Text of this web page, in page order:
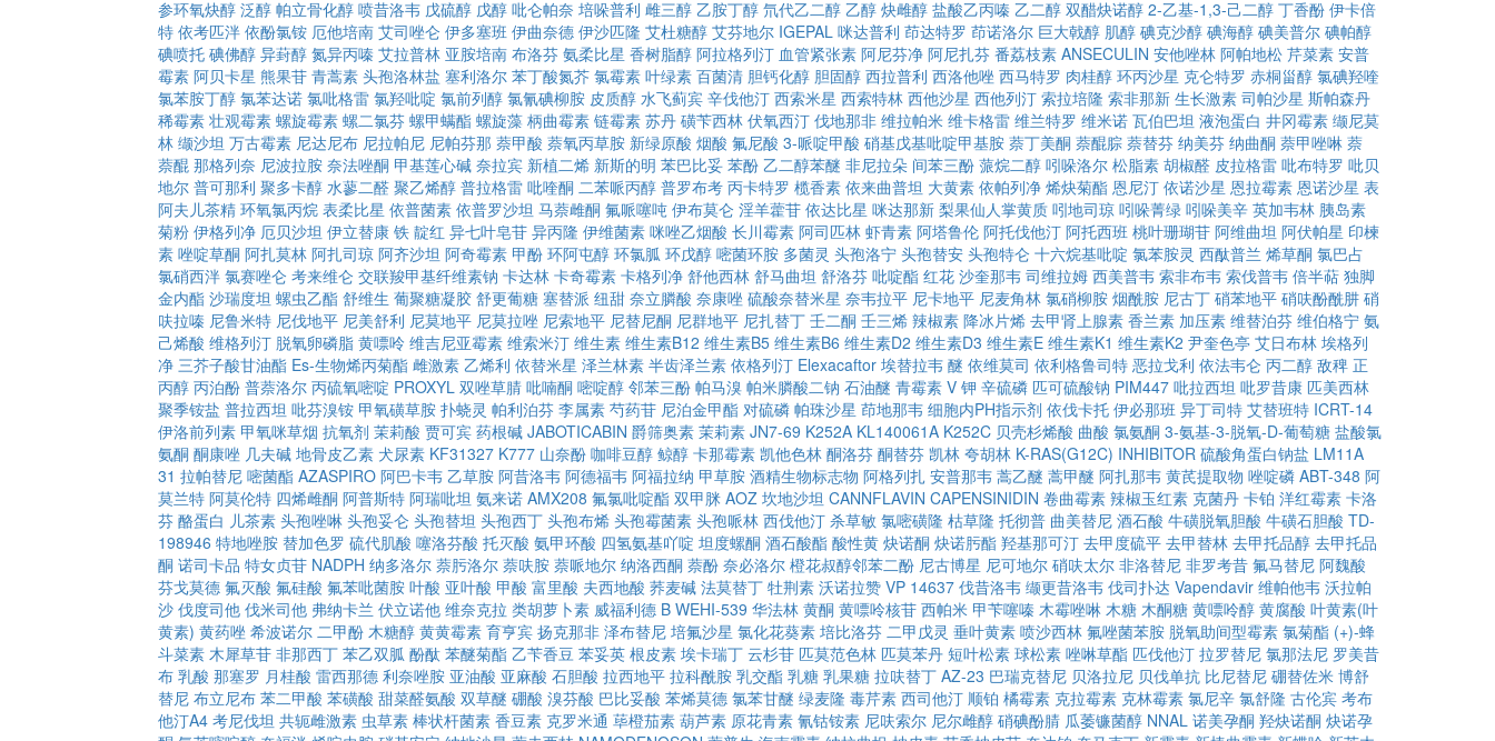
参环氧炔醇 泛醇 帕立骨化醇 喷昔洛韦 戊硫醇 戊醇 吡仑帕奈 培哚普利 雌三醇 乙胺丁醇 氘代乙二醇 乙醇 炔雌醇 盐酸乙丙嗪 乙二醇 双醋炔诺醇 2-乙基-1,3-己二醇 丁香酚 伊卡倍
特 依考匹泮 依酚氯铵 厄他培南 艾司唑仑 伊多塞班 伊曲奈德 伊沙匹隆 艾杜糖醇 艾芬地尔 IGEPAL 咪达普利 茚达特罗 茚诺洛尔 巨大戟醇 肌醇 碘克沙醇 碘海醇 碘美普尔 碘帕醇
碘喷托 碘佛醇 异葑醇 氮异丙嗪 艾拉普林 亚胺培南 布洛芬 氨柔比星 香树脂醇 阿拉格列汀 血管紧张素 阿尼芬净 阿尼扎芬 番荔枝素 ANSECULIN 安他唑林 阿帕地松 芹菜素 安普
霉素 阿贝卡星 熊果苷 青蒿素 头孢洛林盐 塞利洛尔 苯丁酸氮芥 氯霉素 叶绿素 百菌清 胆钙化醇 胆固醇 西拉普利 西洛他唑 西马特罗 肉桂醇 环丙沙星 克仑特罗 赤桐甾醇 氯碘羟喹
氯苯胺丁醇 氯苯达诺 氯吡格雷 氯羟吡啶 氯前列醇 氯氰碘柳胺 皮质醇 水飞蓟宾 辛伐他汀 西索米星 西索特林 西他沙星 西他列汀 索拉培隆 索非那新 生长激素 司帕沙星 斯帕森丹
稀霉素 壮观霉素 螺旋霉素 螺二氯芬 螺甲螨酯 螺旋藻 柄曲霉素 链霉素 苏丹 磺苄西林 伏氧西汀 伐地那非 维拉帕米 维卡格雷 维兰特罗 维米诺 瓦伯巴坦 液泡蛋白 井冈霉素 缬尼莫
林 缬沙坦 万古霉素 尼达尼布 尼拉帕尼 尼帕芬那 萘甲酸 萘氧丙草胺 新绿原酸 烟酸 氟尼酸 3-哌啶甲酸 硝基戊基吡啶甲基胺 萘丁美酮 萘醌腙 萘替芬 纳美芬 纳曲酮 萘甲唑啉 萘
萘醌 那格列奈 尼波拉胺 奈法唑酮 甲基莲心碱 奈拉宾 新植二烯 新斯的明 苯巴比妥 苯酚 乙二醇苯醚 非尼拉朵 间苯三酚 蒎烷二醇 吲哚洛尔 松脂素 胡椒醛 皮拉格雷 吡布特罗 吡贝
地尔 普可那利 聚多卡醇 水蓼二醛 聚乙烯醇 普拉格雷 吡喹酮 二苯哌丙醇 普罗布考 丙卡特罗 榄香素 依来曲普坦 大黄素 依帕列净 烯炔菊酯 恩尼汀 依诺沙星 恩拉霉素 恩诺沙星 表
阿夫儿茶精 环氧氯丙烷 表柔比星 依普菌素 依普罗沙坦 马萘雌酮 氟哌噻吨 伊布莫仑 淫羊藿苷 依达比星 咪达那新 梨果仙人掌黄质 吲地司琼 吲哚菁绿 吲哚美辛 英加韦林 胰岛素
菊粉 伊格列净 厄贝沙坦 伊立替康 铁 靛红 异七叶皂苷 异丙隆 伊维菌素 咪唑乙烟酸 长川霉素 阿司匹林 虾青素 阿塔鲁伦 阿托伐他汀 阿托西班 桃叶珊瑚苷 阿维曲坦 阿伏帕星 印楝
素 唑啶草酮 阿扎莫林 阿扎司琼 阿齐沙坦 阿奇霉素 甲酚 环阿屯醇 环氯胍 环戊醇 嘧菌环胺 多菌灵 头孢洛宁 头孢替安 头孢特仑 十六烷基吡啶 氯苯胺灵 西酞普兰 烯草酮 氯巴占
氯硝西泮 氯赛唑仑 考来维仑 交联羧甲基纤维素钠 卡达林 卡奇霉素 卡格列净 舒他西林 舒马曲坦 舒洛芬 吡啶酯 红花 沙奎那韦 司维拉姆 西美普韦 索非布韦 索伐普韦 倍半萜 独脚
金内酯 沙瑞度坦 螺虫乙酯 舒维生 葡聚糖凝胶 舒更葡糖 塞替派 纽甜 奈立膦酸 奈康唑 硫酸奈替米星 奈韦拉平 尼卡地平 尼麦角林 氯硝柳胺 烟酰胺 尼古丁 硝苯地平 硝呋酚酰肼 硝
呋拉嗪 尼鲁米特 尼伐地平 尼美舒利 尼莫地平 尼莫拉唑 尼索地平 尼替尼酮 尼群地平 尼扎替丁 壬二酮 壬三烯 辣椒素 降冰片烯 去甲肾上腺素 香兰素 加压素 维替泊芬 维伯格宁 氨
己烯酸 维格列汀 脱氧卵磷脂 黄嘌呤 维吉尼亚霉素 维索米汀 维生素 维生素B12 维生素B5 维生素B6 维生素D2 维生素D3 维生素E 维生素K1 维生素K2 尹奎色亭 艾日布林 埃格列
净 三芥子酸甘油酯 Es-生物烯丙菊酯 雌激素 乙烯利 依替米星 泽兰林素 半齿泽兰素 依格列汀 Elexacaftor 埃替拉韦 醚 依维莫司 依利格鲁司特 恶拉戈利 依法韦仑 丙二醇 敌稗 正
丙醇 丙泊酚 普萘洛尔 丙硫氧嘧啶 PROXYL 双唑草腈 吡喃酮 嘧啶醇 邻苯三酚 帕马溴 帕米膦酸二钠 石油醚 青霉素 V 钾 辛硫磷 匹可硫酸钠 PIM447 吡拉西坦 吡罗昔康 匹美西林
聚季铵盐 普拉西坦 吡芬溴铵 甲氧磺草胺 扑蛲灵 帕利泊芬 李属素 芍药苷 尼泊金甲酯 对硫磷 帕珠沙星 茚地那韦 细胞内PH指示剂 依伐卡托 伊必那班 异丁司特 艾替班特 ICRT-14
伊洛前列素 甲氧咪草烟 抗氧剂 茉莉酸 贾可宾 药根碱 JABOTICABIN 爵筛奥素 茉莉素 JN7-69 K252A KL140061A K252C 贝壳杉烯酸 曲酸 氯氨酮 3-氨基-3-脱氧-D-葡萄糖 盐酸氯
氨酮 酮康唑 几夫碱 地骨皮乙素 犬尿素 KF31327 K777 山奈酚 咖啡豆醇 鲸醇 卡那霉素 凯他色林 酮洛芬 酮替芬 凯林 夸胡林 K-RAS(G12C) INHIBITOR 硫酸角蛋白钠盐 LM11A
31 拉帕替尼 嘧菌酯 AZASPIRO 阿巴卡韦 乙草胺 阿昔洛韦 阿德福韦 阿福拉纳 甲草胺 酒精生物标志物 阿格列扎 安普那韦 蒿乙醚 蒿甲醚 阿扎那韦 黄芪提取物 唑啶磷 ABT-348 阿
莫兰特 阿莫伦特 四烯雌酮 阿普斯特 阿瑞吡坦 氨来诺 AMX208 氟氯吡啶酯 双甲脒 AOZ 坎地沙坦 CANNFLAVIN CAPENSINIDIN 卷曲霉素 辣椒玉红素 克菌丹 卡铂 洋红霉素 卡洛
芬 酪蛋白 儿茶素 头孢唑啉 头孢妥仑 头孢替坦 头孢西丁 头孢布烯 头孢霉菌素 头孢哌林 西伐他汀 杀草敏 氯嘧磺隆 枯草隆 托彻普 曲美替尼 酒石酸 牛磺脱氧胆酸 牛磺石胆酸 TD-
198946 特地唑胺 替加色罗 硫代肌酸 噻洛芬酸 托灭酸 氨甲环酸 四氢氨基吖啶 坦度螺酮 酒石酸酯 酸性黄 炔诺酮 炔诺肟酯 羟基那可汀 去甲度硫平 去甲替林 去甲托品醇 去甲托品
酮 诺司卡品 特女贞苷 NADPH 纳多洛尔 萘肟洛尔 萘呋胺 萘哌地尔 纳洛西酮 萘酚 奈必洛尔 橙花叔醇邻苯二酚 尼古博星 尼可地尔 硝呋太尔 非洛替尼 非罗考昔 氟马替尼 阿魏酸
芬戈莫德 氟灭酸 氟硅酸 氟苯吡菌胺 叶酸 亚叶酸 甲酸 富里酸 夫西地酸 荞麦碱 法莫替丁 牡荆素 沃诺拉赞 VP 14637 伐昔洛韦 缬更昔洛韦 伐司扑达 Vapendavir 维帕他韦 沃拉帕
沙 伐度司他 伐米司他 弗纳卡兰 伏立诺他 维奈克拉 类胡萝卜素 威福利德 B WEHI-539 华法林 黄酮 黄嘌呤核苷 西帕米 甲苄噻嗪 木霉唑啉 木糖 木酮糖 黄嘌呤醇 黄腐酸 叶黄素(叶
黄素) 黄药唑 希波诺尔 二甲酚 木糖醇 黄黄霉素 育亨宾 扬克那非 泽布替尼 培氟沙星 氯化花葵素 培比洛芬 二甲戊灵 垂叶黄素 喷沙西林 氟唑菌苯胺 脱氧助间型霉素 氯菊酯 (+)-蜂
斗菜素 木犀草苷 非那西丁 苯乙双胍 酚酞 苯醚菊酯 乙苄香豆 苯妥英 根皮素 埃卡瑞丁 云杉苷 匹莫范色林 匹莫苯丹 短叶松素 球松素 唑啉草酯 匹伐他汀 拉罗替尼 氯那法尼 罗美昔
布 乳酸 那塞罗 月桂酸 雷西那德 利奈唑胺 亚油酸 亚麻酸 石胆酸 拉西地平 拉科酰胺 乳交酯 乳糖 乳果糖 拉呋替丁 AZ-23 巴瑞克替尼 贝洛拉尼 贝伐单抗 比尼替尼 硼替佐米 博舒
替尼 布立尼布 苯二甲酸 苯磺酸 甜菜醛氨酸 双草醚 硼酸 溴芬酸 巴比妥酸 苯烯莫德 氯苯甘醚 绿麦隆 毒芹素 西司他汀 顺铂 橘霉素 克拉霉素 克林霉素 氯尼辛 氯舒隆 古伦宾 考布
他汀A4 考尼伐坦 共轭雌激素 虫草素 棒状杆菌素 香豆素 克罗米通 荜橙茄素 葫芦素 原花青素 氰钴铵素 尼呋索尔 尼尔雌醇 硝碘酚腈 瓜萎镰菌醇 NNAL 诺美孕酮 羟炔诺酮 炔诺孕